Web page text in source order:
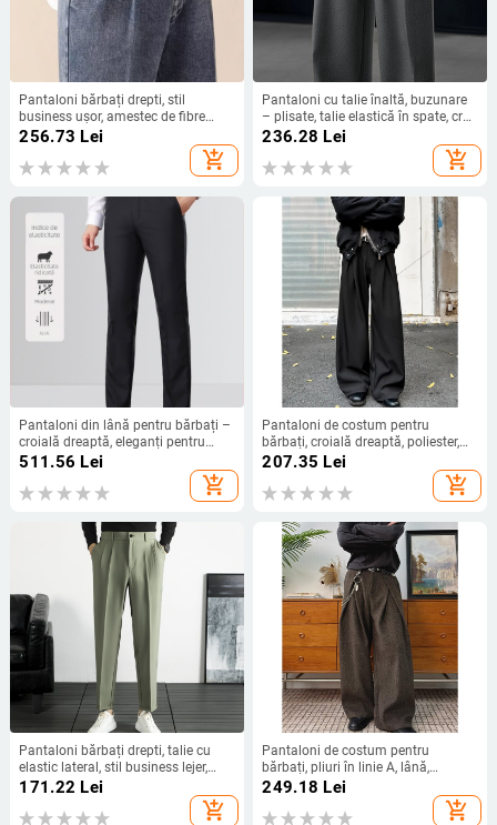
Pantaloni bărbați drepti, stil
business ușor, amestec de fibre
chimice cu 40% poliester, toamnă
256.73 Lei
add_shopping_cart
Pantaloni cu talie înaltă, buzunare
– plisate, talie elastică în spate, croi
drept, lungi
236.28 Lei
add_shopping_cart
Pantaloni din lână pentru bărbați –
croială dreaptă, eleganți pentru
afaceri
511.56 Lei
add_shopping_cart
Pantaloni de costum pentru
bărbați, croială dreaptă, poliester,
iarnă casual, finisaj creț
207.35 Lei
add_shopping_cart
Pantaloni bărbați drepti, talie cu
elastic lateral, stil business lejer,
țesătură poliesterică pentru
171.22 Lei
add_shopping_cart
Pantaloni de costum pentru
bărbați, pliuri în linie A, lână,
oversize, croială largă, toamnă-
249.18 Lei
add_shopping_cart